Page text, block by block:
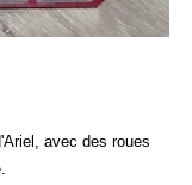
avec des roues